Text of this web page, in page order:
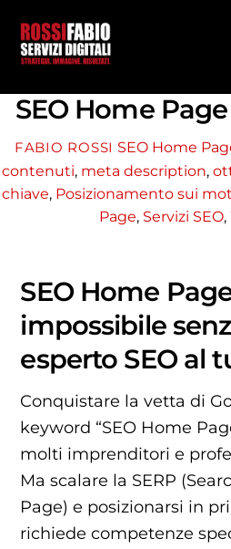
content
SEO Home
FABIO ROSSI SEO Home
contenuti, meta description,
chiave, Posizionamento sui
Page, Servizi SEO,
SEO Home
impossibile
esperto SEO al
Conquistare la vetta di
keyword “SEO Home
molti imprenditori e
Ma scalare la SERP
Page) e posizionarsi in
richiede competenze